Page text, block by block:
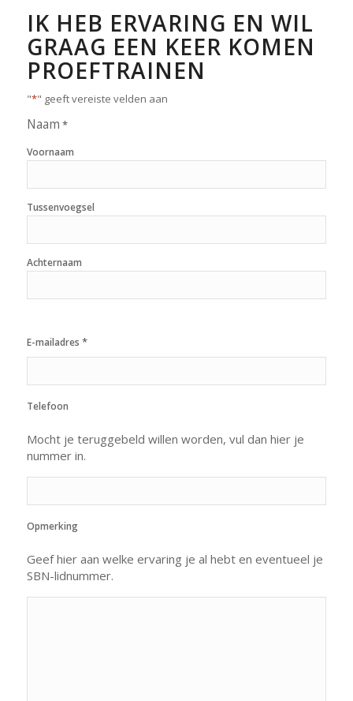
IK HEB ERVARING EN WIL
GRAAG EEN KEER KOMEN
PROEFTRAINEN
"*" geeft vereiste velden aan
Naam *
Voornaam
Tussenvoegsel
Achternaam
E-mailadres *
Telefoon
Mocht je teruggebeld willen worden, vul dan hier je
nummer in.
Opmerking
Geef hier aan welke ervaring je al hebt en eventueel je
SBN-lidnummer.